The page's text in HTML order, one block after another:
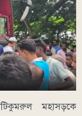
মহাসড়কে